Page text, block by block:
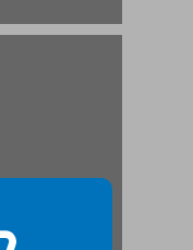
מאמץ ולמידה: התאמת עומס המשימה למידת המאמץ ... 26